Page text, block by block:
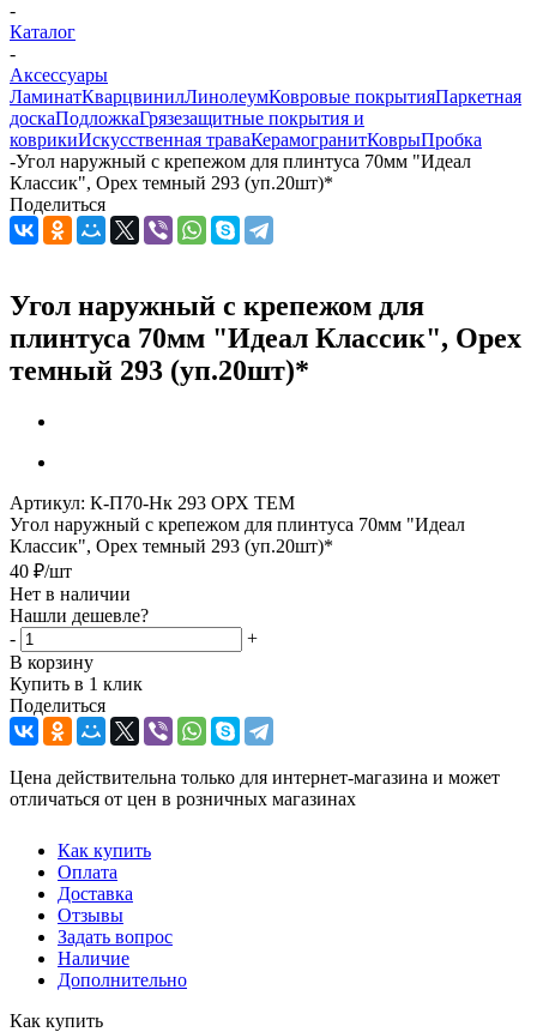
-
Каталог
-
Аксессуары
ЛаминатКварцвинилЛинолеумКовровые покрытияПаркетная
доскаПодложкаГрязезащитные покрытия и
коврикиИскусственная траваКерамогранитКоврыПробка
-Угол наружный с крепежом для плинтуса 70мм "Идеал
Классик", Орех темный 293 (уп.20шт)*
Поделиться
Угол наружный с крепежом для
плинтуса 70мм "Идеал Классик", Орех
темный 293 (уп.20шт)*
Артикул: К-П70-Нк 293 ОРХ ТЕМ
Угол наружный с крепежом для плинтуса 70мм "Идеал
Классик", Орех темный 293 (уп.20шт)*
40 ₽/шт
Нет в наличии
Нашли дешевле?
-
+
В корзину
Купить в 1 клик
Поделиться
Цена действительна только для интернет-магазина и может
отличаться от цен в розничных магазинах
Как купить
Оплата
Доставка
Отзывы
Задать вопрос
Наличие
Дополнительно
Как купить